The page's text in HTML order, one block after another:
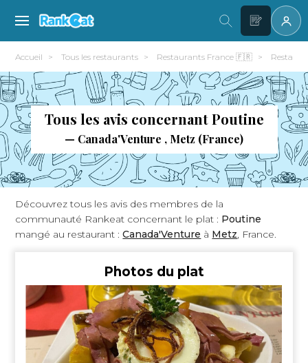
Accueil Tous les restaurants Restaurants France 🇫🇷
Tous les avis concernant Poutine
— Canada'Venture , Metz (France)
Découvrez tous les avis des membres de la
communauté Rankeat concernant le plat : Poutine
mangé au restaurant :Canada'Venture à Metz, France.
Photos du plat